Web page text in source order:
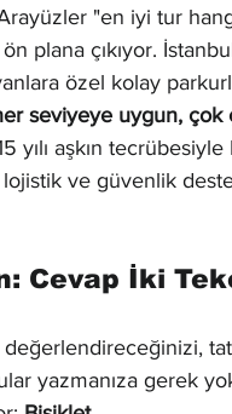
"en iyi tur
plana çıkıyor.
özel kolay
seviyeye uygun, çok
yılı aşkın
lojistik ve güvenlik
Cevap İki
yazmanıza gerek